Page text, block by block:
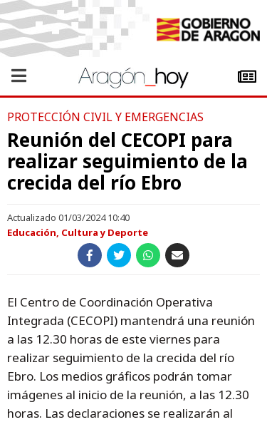
PROTECCIÓN CIVIL Y EMERGENCIAS
Reunión del CECOPI para
realizar seguimiento de la
crecida del río Ebro
Actualizado 01/03/2024 10:40
Educación, Cultura y Deporte
El Centro de Coordinación Operativa
Integrada (CECOPI) mantendrá una reunión
a las 12.30 horas de este viernes para
realizar seguimiento de la crecida del río
Ebro. Los medios gráficos podrán tomar
imágenes al inicio de la reunión, a las 12.30
horas. Las declaraciones se realizarán al